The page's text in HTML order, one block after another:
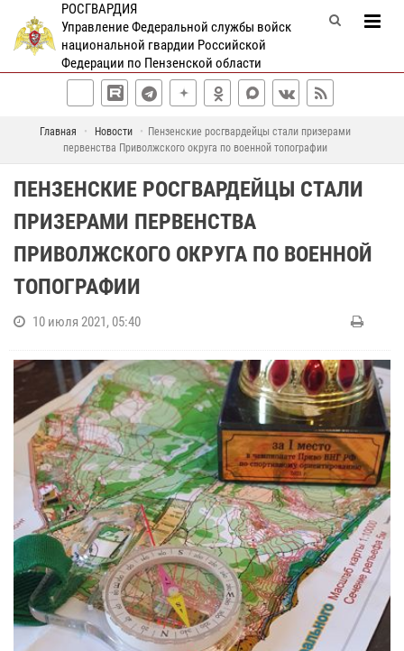
РОСГВАРДИЯ
Управление Федеральной службы войск
национальной гвардии Российской
Федерации по Пензенской области
Главная Новости
Пензенские росгвардейцы стали призерами
первенства Приволжского округа по военной топографии
ПЕНЗЕНСКИЕ РОСГВАРДЕЙЦЫ СТАЛИ
ПРИЗЕРАМИ ПЕРВЕНСТВА
ПРИВОЛЖСКОГО ОКРУГА ПО ВОЕННОЙ
ТОПОГРАФИИ
10 июля 2021, 05:40